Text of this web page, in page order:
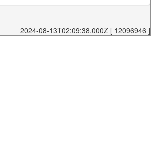
2024-08-13T02:09:38.000Z [ 12096946 ]